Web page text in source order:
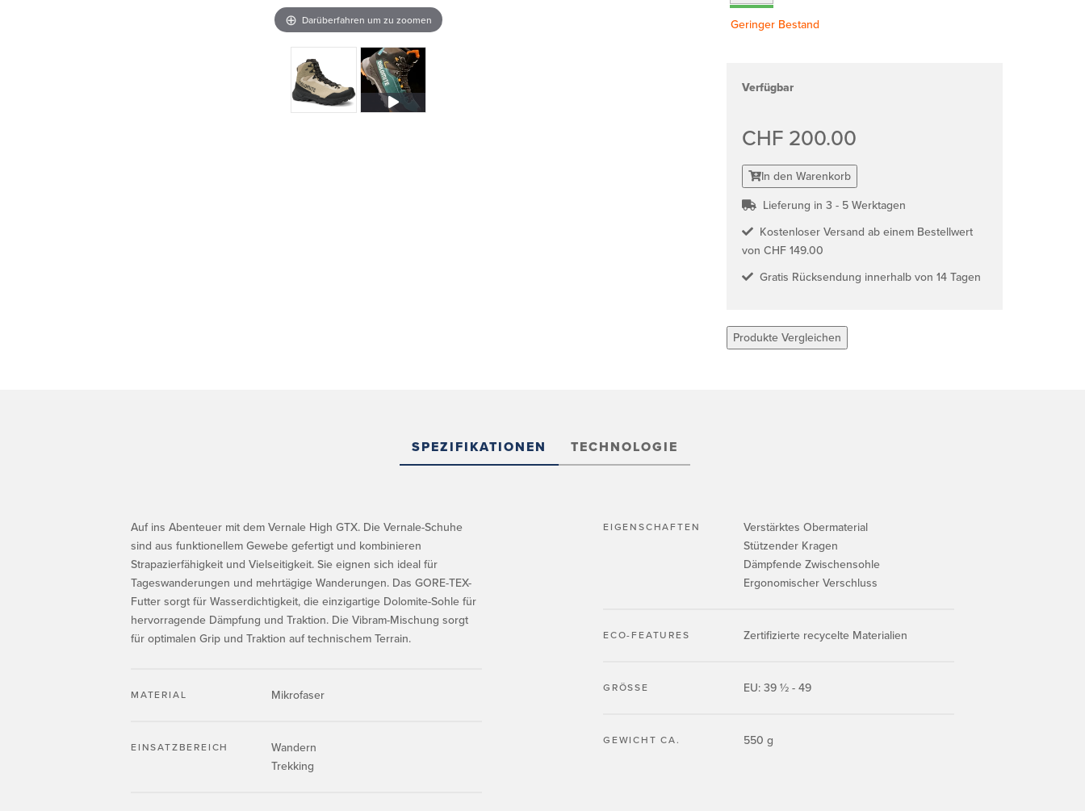
Darüberfahren um zu zoomen Geringer Bestand
Verfügbar
CHF 200.00
In den Warenkorb
Lieferung in 3 - 5 Werktagen
Kostenloser Versand ab einem Bestellwert
von CHF 149.00
Gratis Rücksendung innerhalb von 14 Tagen
Produkte Vergleichen
SPEZIFIKATIONEN TECHNOLOGIE
Auf ins Abenteuer mit dem Vernale High GTX. Die Vernale-Schuhe
sind aus funktionellem Gewebe gefertigt und kombinieren
Strapazierfähigkeit und Vielseitigkeit. Sie eignen sich ideal für
Tageswanderungen und mehrtägige Wanderungen. Das GORE-TEX-
Futter sorgt für Wasserdichtigkeit, die einzigartige Dolomite-Sohle für
hervorragende Dämpfung und Traktion. Die Vibram-Mischung sorgt
für optimalen Grip und Traktion auf technischem Terrain.
MATERIAL Mikrofaser
EINSATZBEREICH
Wandern
Trekking
EIGENSCHAFTEN
Verstärktes Obermaterial
Stützender Kragen
Dämpfende Zwischensohle
Ergonomischer Verschluss
ECO-FEATURES Zertifizierte recycelte Materialien
GRÖSSE EU: 39 ½ - 49
GEWICHT CA. 550 g